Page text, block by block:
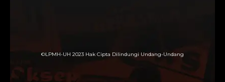
©LPMH-UH 2023 Hak Cipta Dilindungi Undang-Undang